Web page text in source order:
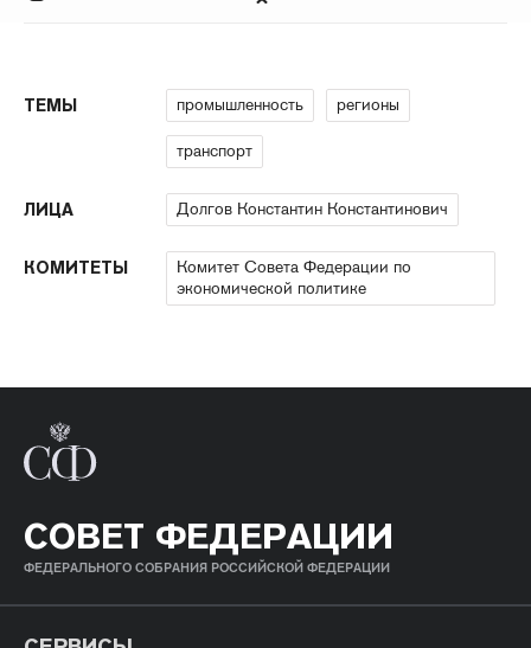
ТЕМЫ промышленность регионы
транспорт
ЛИЦА Долгов Константин Константинович
КОМИТЕТЫ
Комитет Совета Федерации по
экономической политике
СОВЕТ ФЕДЕРАЦИИ
ФЕДЕРАЛЬНОГО СОБРАНИЯ РОССИЙСКОЙ ФЕДЕРАЦИИ